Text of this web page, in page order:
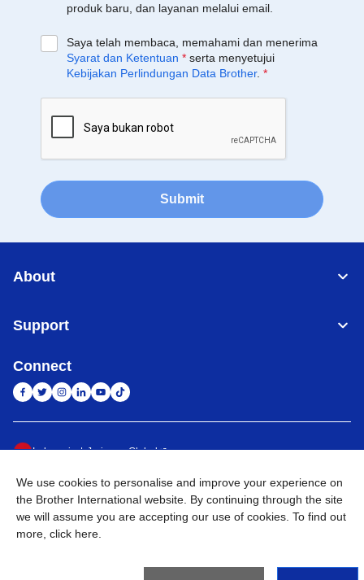
produk baru, dan layanan melalui email.
Saya telah membaca, memahami dan menerima
Syarat dan Ketentuan * serta menyetujui
Kebijakan Perlindungan Data Brother. *
Submit
About
Support
Connect
Indonesia Jaringan Global
Privacy Policy Ketentuan Penggunaan Site Map Kunjungi Situs Global
©2026BROTHER INTERNATIONAL SALES INDONESIA All
We use cookies to personalise and improve your experience on
the Brother International website. By continuing through the site
we will assume you are accepting our use of cookies. To find out
more, click here